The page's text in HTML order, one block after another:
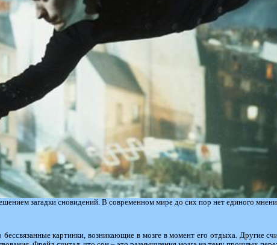
загадки сновидений. В современном мире до сих пор нет единого
картинки, возникающие в мозге в момент его отдыха. Другие